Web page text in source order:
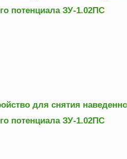
потенциала ЗУ-1.02ПС
для снятия
потенциала ЗУ-1.02ПС